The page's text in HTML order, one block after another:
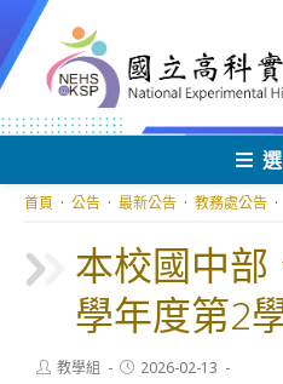
轉
至
要
容
本校國中
學年度第2
首頁 · 公告 · 最新公告 · 教務處公告 ·
Post教學組
Post2026-02-13